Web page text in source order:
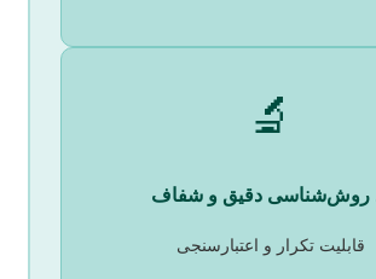
🔬
قابلیت تکرار و اعتبارسنجی